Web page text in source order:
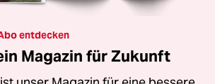
entdecken
Magazin für Zukunft